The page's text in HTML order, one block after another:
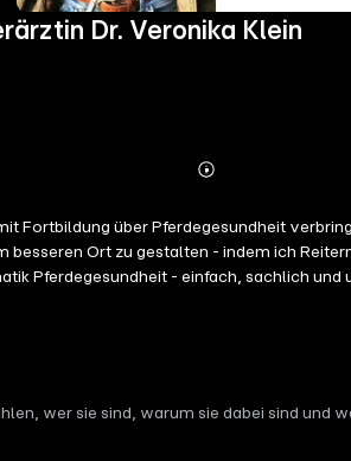
Dr. Veronika Klein
Mehr
Fortbildung über Pferdegesundheit
Ort zu gestalten - indem ich
Pferdegesundheit - einfach, sachlich
Pferdewissen (Fachtierarzt für Pferde)
wer sie sind, warum sie dabei sind